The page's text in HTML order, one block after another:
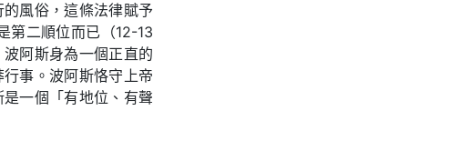
風俗，這條法律賦予
第二順位而已（12-13
阿斯身為一個正直的
事。波阿斯恪守上帝
一個「有地位、有聲